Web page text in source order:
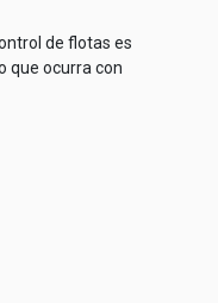
de flotas es
que ocurra con